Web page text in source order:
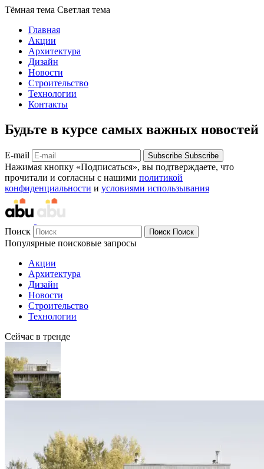
Тёмная тема Светлая тема
Главная
Акции
Архитектура
Дизайн
Новости
Строительство
Технологии
Контакты
Будьте в курсе самых важных новостей
E-mail Subscribe Subscribe
Нажимая кнопку «Подписаться», вы подтверждаете, что
прочитали и согласны с нашими политикой
конфиденциальности и условиями использывания
Поиск Поиск Поиск
Популярные поисковые запросы
Акции
Архитектура
Дизайн
Новости
Строительство
Технологии
Сейчас в тренде